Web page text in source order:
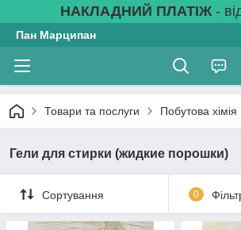
НАКЛАДНИЙ ПЛАТІЖ-
Пан Марципан
Товари та послуги Побутова хімія
Гели для стирки (жидкие порошки)
Сортування 0